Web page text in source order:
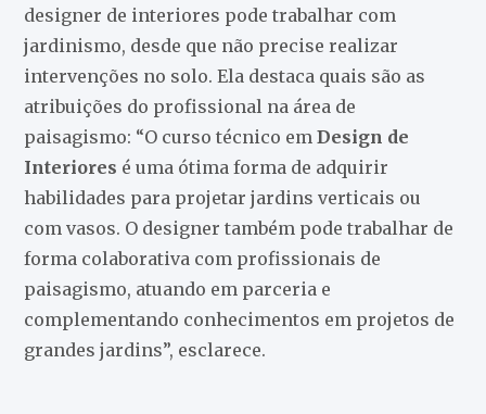
designer de interiores pode trabalhar com
jardinismo, desde que não precise realizar
intervenções no solo. Ela destaca quais são as
atribuições do profissional na área de
paisagismo: “O curso técnico em Design de
Interiores é uma ótima forma de adquirir
habilidades para projetar jardins verticais ou
com vasos. O designer também pode trabalhar de
forma colaborativa com profissionais de
paisagismo, atuando em parceria e
complementando conhecimentos em projetos de
grandes jardins”, esclarece.